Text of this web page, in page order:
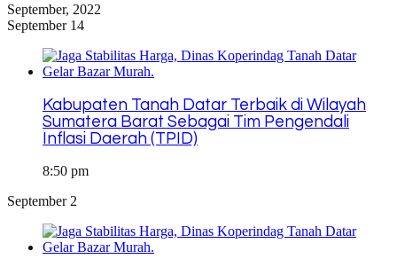
September, 2022
September 14
Kabupaten Tanah Datar Terbaik di Wilayah
Sumatera Barat Sebagai Tim Pengendali
Inflasi Daerah (TPID)
8:50 pm
September 2